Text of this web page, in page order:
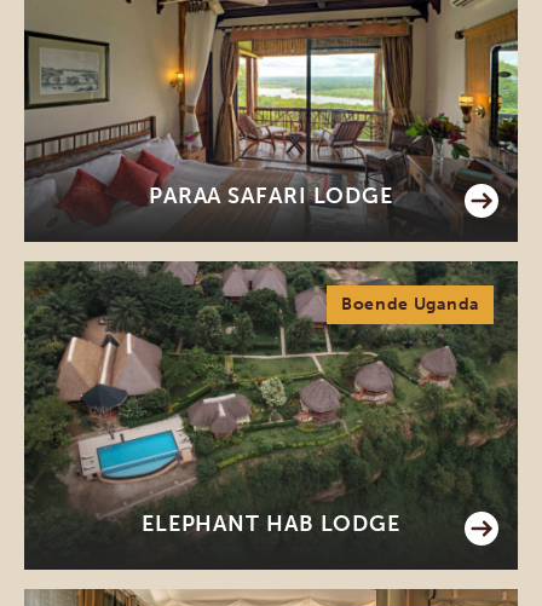
PARAA SAFARI LODGE
Boende Uganda
ELEPHANT HAB LODGE